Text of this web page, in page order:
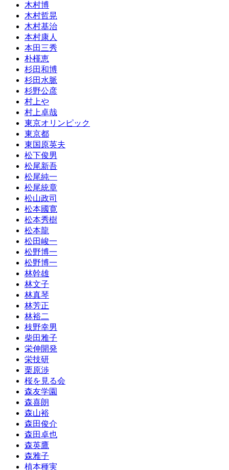
木村博
木村哲晃
木村基治
本村康人
本田三秀
朴槿恵
杉田和博
杉田水脈
杉野公彦
村上や
村上卓哉
東京オリンピック
東京都
東国原英夫
松下俊男
松尾新吾
松尾純一
松尾統章
松山政司
松本國寛
松本秀樹
松本龍
松田峻一
松野博一
松野博一
林幹雄
林文子
林真琴
林芳正
林裕二
枝野幸男
柴田雅子
栄伸開発
栄技研
栗原渉
桜を見る会
森友学園
森喜朗
森山裕
森田俊介
森田卓也
森英鷹
森雅子
植本種実